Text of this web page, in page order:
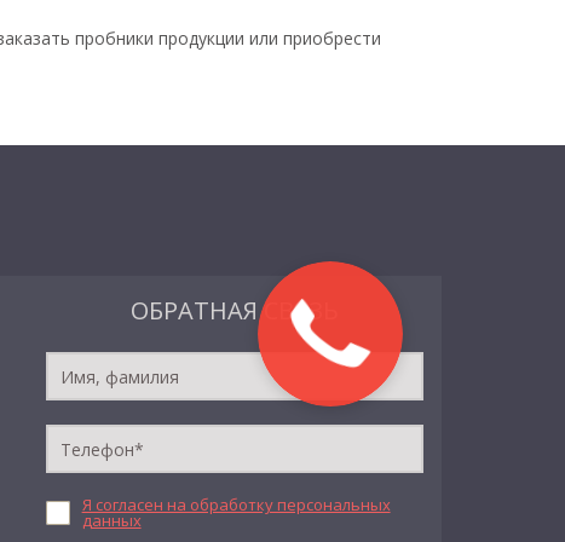
пробники продукции или приобрести
ОБРАТНАЯ СВЯЗЬ
Я согласен на обработку персональных
данных